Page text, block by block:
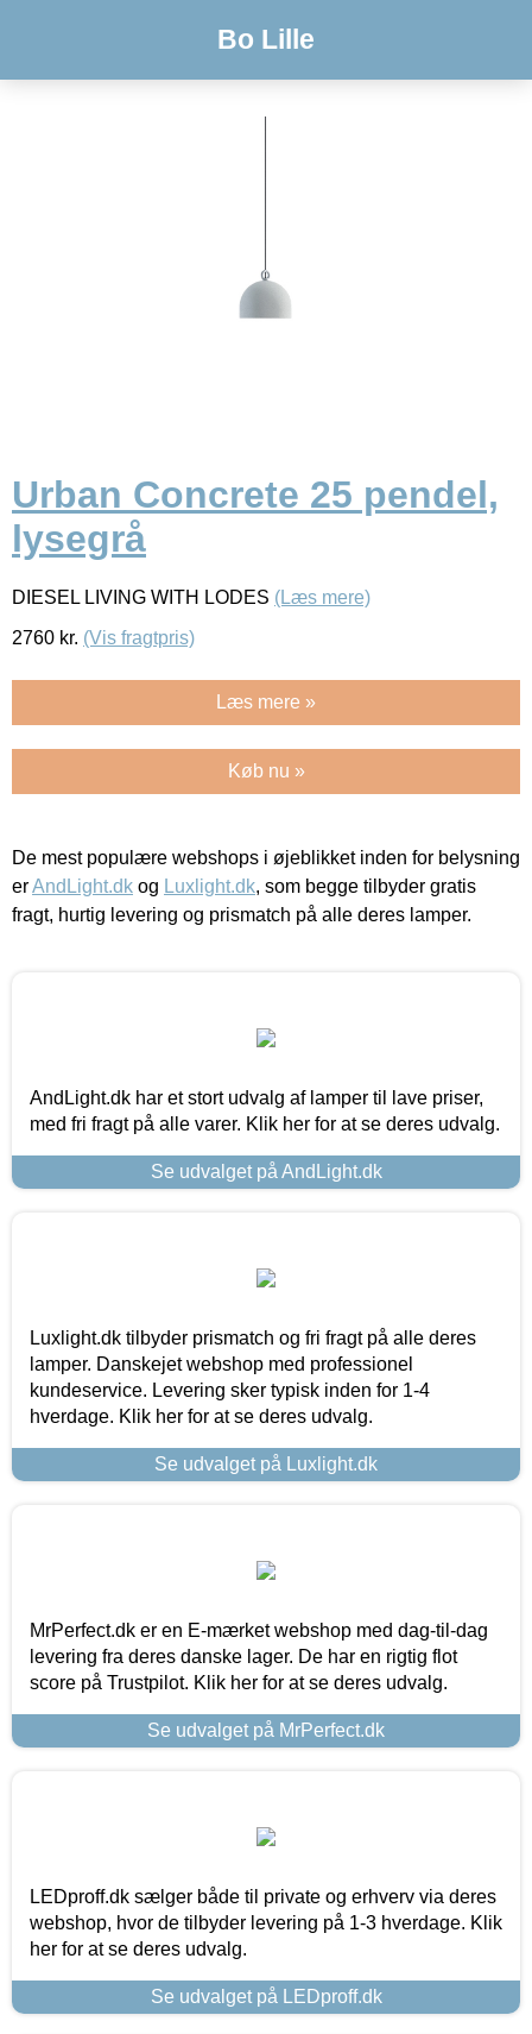
Bo Lille
Urban Concrete 25 pendel,
lysegrå
DIESEL LIVING WITH LODES (Læs mere)
2760 kr. (Vis fragtpris)
Læs mere »
Køb nu »
De mest populære webshops i øjeblikket inden for belysning
erAndLight.dk og Luxlight.dk, som begge tilbyder gratis
fragt, hurtig levering og prismatch på alle deres lamper.
AndLight.dk har et stort udvalg af lamper til lave priser,
med fri fragt på alle varer. Klik her for at se deres udvalg.
Se udvalget på AndLight.dk
Luxlight.dk tilbyder prismatch og fri fragt på alle deres
lamper. Danskejet webshop med professionel
kundeservice. Levering sker typisk inden for 1-4
hverdage. Klik her for at se deres udvalg.
Se udvalget på Luxlight.dk
MrPerfect.dk er en E-mærket webshop med dag-til-dag
levering fra deres danske lager. De har en rigtig flot
score på Trustpilot. Klik her for at se deres udvalg.
Se udvalget på MrPerfect.dk
LEDproff.dk sælger både til private og erhverv via deres
webshop, hvor de tilbyder levering på 1-3 hverdage. Klik
her for at se deres udvalg.
Se udvalget på LEDproff.dk